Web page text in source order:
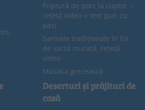
Friptură de porc la cuptor –
rețetă video + text (pas cu
pas)
Sarmale tradiționale în foi
de varză murată, rețetă
video
Musaca grecească
Deserturi și prăjituri de
casă